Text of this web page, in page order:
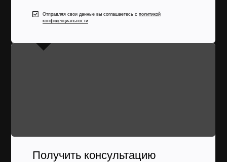
Отправляя свои данные вы соглашаетесь с политикой
конфиденциальности
Получить консультацию